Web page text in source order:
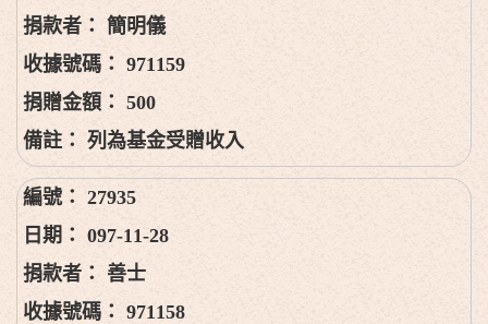
簡明儀
971159
500
列為基金受贈收入
27935
097-11-28
善士
971158